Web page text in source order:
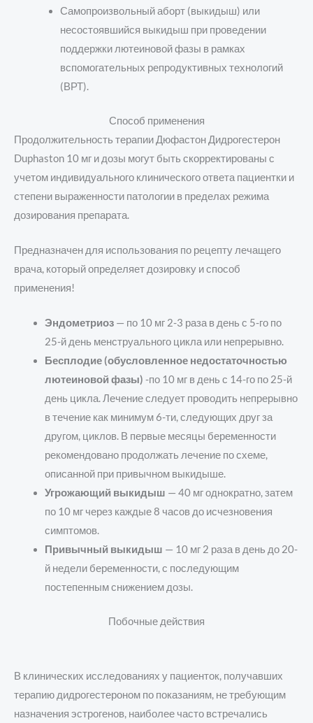
Самопроизвольный аборт (выкидыш) или
несостоявшийся выкидыш при проведении
поддержки лютеиновой фазы в рамках
вспомогательных репродуктивных технологий
(ВРТ).
Способ применения
Продолжительность терапии Дюфастон Дидрогестерон
Duphaston 10 мг и дозы могут быть скорректированы с
учетом индивидуального клинического ответа пациентки и
степени выраженности патологии в пределах режима
дозирования препарата.
Предназначен для использования по рецепту лечащего
врача, который определяет дозировку и способ
применения!
Эндометриоз— по 10 мг 2-3 раза в день с 5-го по
25-й день менструального цикла или непрерывно.
Бесплодие (обусловленное недостаточностью
лютеиновой фазы) -по 10 мг в день с 14-го по 25-й
день цикла. Лечение следует проводить непрерывно
в течение как минимум 6-ти, следующих друг за
другом, циклов. В первые месяцы беременности
рекомендовано продолжать лечение по схеме,
описанной при привычном выкидыше.
Угрожающий выкидыш — 40 мг однократно, затем
по 10 мг через каждые 8 часов до исчезновения
симптомов.
Привычный выкидыш — 10 мг 2 раза в день до 20-
й недели беременности, с последующим
постепенным снижением дозы.
Побочные действия
В клинических исследованиях у пациенток, получавших
терапию дидрогестероном по показаниям, не требующим
назначения эстрогенов, наиболее часто встречались